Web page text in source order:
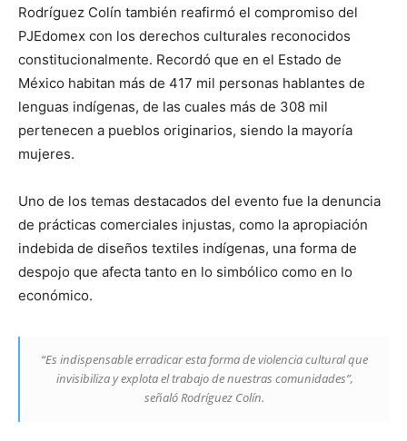
Rodríguez Colín también reafirmó el compromiso del
PJEdomex con los derechos culturales reconocidos
constitucionalmente. Recordó que en el Estado de
México habitan más de 417 mil personas hablantes de
lenguas indígenas, de las cuales más de 308 mil
pertenecen a pueblos originarios, siendo la mayoría
mujeres.
Uno de los temas destacados del evento fue la denuncia
de prácticas comerciales injustas, como la apropiación
indebida de diseños textiles indígenas, una forma de
despojo que afecta tanto en lo simbólico como en lo
económico.
“Es indispensable erradicar esta forma de violencia cultural que
invisibiliza y explota el trabajo de nuestras comunidades”,
señaló Rodríguez Colín.